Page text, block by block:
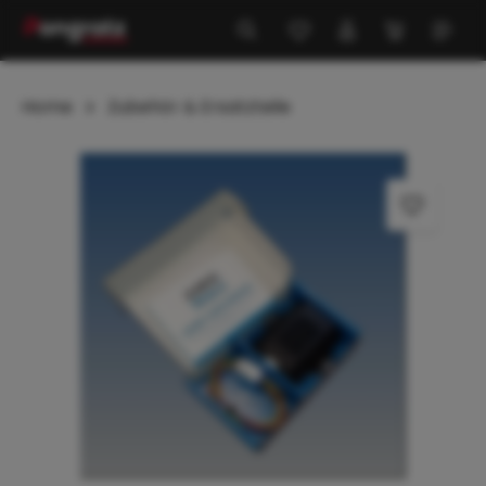
springen
Home Zubehör & Ersatzteile
Bildergalerie überspringen